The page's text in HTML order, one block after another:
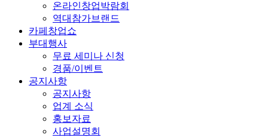
온라인창업박람회
역대참가브랜드
카페창업쇼
부대행사
무료 세미나 신청
경품/이벤트
공지사항
공지사항
업계 소식
홍보자료
사업설명회